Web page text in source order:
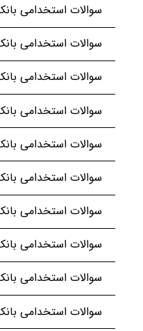
سوالات استخدامی
سوالات استخدامی
سوالات استخدامی
سوالات استخدامی
سوالات استخدامی
سوالات استخدامی
سوالات استخدامی
سوالات استخدامی
سوالات استخدامی
سوالات استخدامی